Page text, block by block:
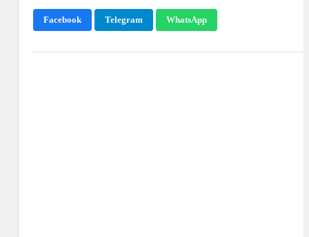
Facebook Telegram WhatsApp